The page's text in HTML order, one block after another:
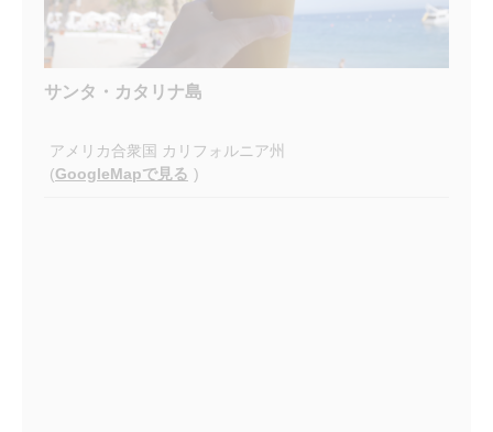
サンタ・カタリナ島
アメリカ合衆国 カリフォルニア州
(GoogleMapで見る )